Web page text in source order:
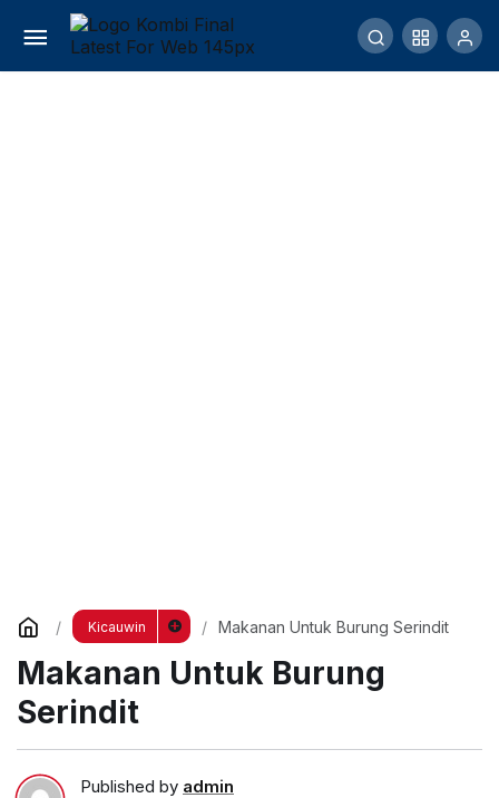
Kicauwin Makanan Untuk Burung Serindit
Makanan Untuk Burung
Serindit
Published by admin
Makanan Untuk Burung Serindit